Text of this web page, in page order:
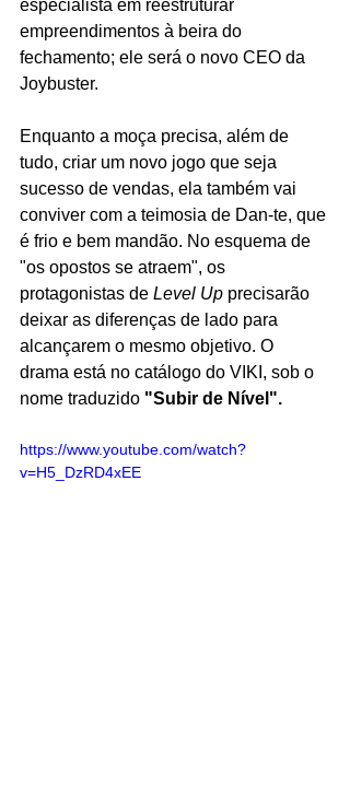
especialista em reestruturar
empreendimentos à beira do
fechamento; ele será o novo CEO da
Joybuster.
Enquanto a moça precisa, além de
tudo, criar um novo jogo que seja
sucesso de vendas, ela também vai
conviver com a teimosia de Dan-te, que
é frio e bem mandão. No esquema de
"os opostos se atraem", os
protagonistas de Level Up precisarão
deixar as diferenças de lado para
alcançarem o mesmo objetivo. O
drama está no catálogo do VIKI, sob o
nome traduzido "Subir de Nível".
https://www.youtube.com/watch?
v=H5_DzRD4xEE